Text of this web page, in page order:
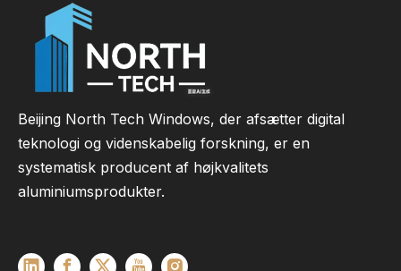
Beijing North Tech Windows, der afsætter digital
teknologi og videnskabelig forskning, er en
systematisk producent af højkvalitets
aluminiumsprodukter.